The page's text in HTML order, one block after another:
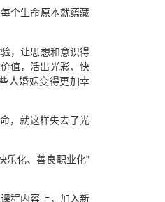
个生命原本就蕴藏
，让思想和意识得
值，活出光彩、快
人婚姻变得更加幸
，就这样失去了光
乐化、善良职业化”
程内容上，加入新